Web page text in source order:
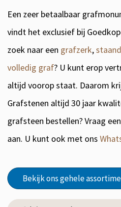
Een zeer betaalbaar
vindt het exclusief bij
zoek naar een grafzerk,
volledig graf? U kunt erop
altijd voorop staat. Daarom
Grafstenen altijd 30 jaar
grafsteen bestellen? Vraag
aan. U kunt ook met ons
Bekijk ons gehele